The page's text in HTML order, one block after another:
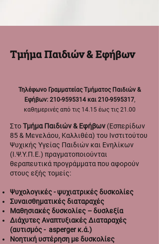
Τμήμα Παιδιών & Εφήβων
Τηλέφωνο Γραμματείας Τμήματος Παιδιών &
Εφήβων: 210-9595314και 210-9595317,
καθημερινές από τις 14.15 έως τις 21.00
ΣτοΤμήμα Παιδιών & Εφήβων (Εσπερίδων
85 & Μενελάου, Καλλιθέα) του Ινστιτούτου
Ψυχικής Υγείας Παιδιών και Ενηλίκων
(Ι.Ψ.Υ.Π.Ε.) πραγματοποιούνται
θεραπευτικά προγράμματα που αφορούν
στους εξής τομείς:
Ψυχολογικές - ψυχιατρικές δυσκολίες
Συναισθηματικές διαταραχές
Μαθησιακές δυσκολίες – δυσλεξία
Διάχυτες Αναπτυξιακές Διαταραχές
(αυτισμός - asperger κ.ά.)
Νοητική υστέρηση με δυσκολίες